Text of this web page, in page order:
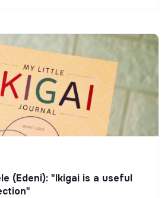
(Edeni): "Ikigai is a useful